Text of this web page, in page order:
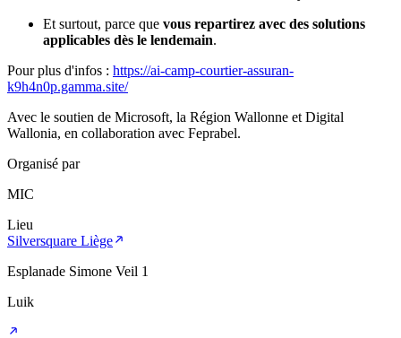
Et surtout, parce que vous repartirez avec des solutions
applicables dès le lendemain.
Pour plus d'infos : https://ai-camp-courtier-assuran-
k9h4n0p.gamma.site/
Avec le soutien de Microsoft, la Région Wallonne et Digital
Wallonia, en collaboration avec Feprabel.
Organisé par
MIC
Lieu
Silversquare Liège
Esplanade Simone Veil 1
Luik